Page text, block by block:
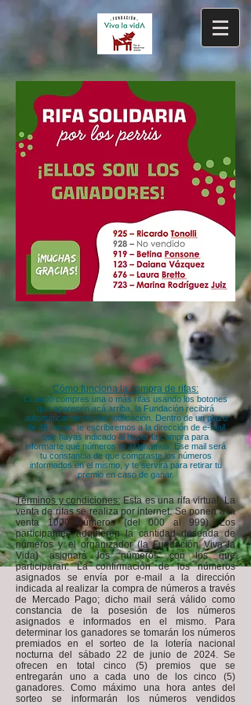
Cómo funciona la compra de rifas:
Cuando compres una o más rifas usando los botones
que aparecen acá arriba, la Fundación recibirá
automáticamente una notificación. Dentro de un plazo
de 48 horas, te escribiremos a la dirección de e-mail
que hayas indicado al hacer la compra para
informarte qué números te asignamos. Ese mail será
tu constancia de que compraste los números
informados en el mismo, y te servirá para retirar tu
premio en caso de ganar.
Términos y condiciones:Esta es una rifa virtual. La
venta de rifas se realiza por internet. Se ponen a la
venta 1000 números (del 000 al 999). Los
participantes adquieren la cantidad deseada de
números y el organizador (la Fundación Viva la
Vida) asignará los números con los que
participarán. La confirmación de los números
asignados se envía por e-mail a la dirección
indicada al realizar la compra de números a través
de Mercado Pago; dicho mail será válido como
constancia de la posesión de los números
asignados e informados en el mismo.
Para
determinar los ganadores se tomarán los números
premiados en el sorteo de la lotería nacional
nocturna del sábado 22 de junio de 2024. Se
ofrecen en total cinco (5) premios que se
entregarán uno a cada uno de los cinco (5)
ganadores.Como máximo una hora antes del
sorteo se informarán los números vendidos